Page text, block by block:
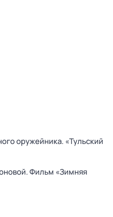
оружейника. «Тульский
Фильм «Зимняя